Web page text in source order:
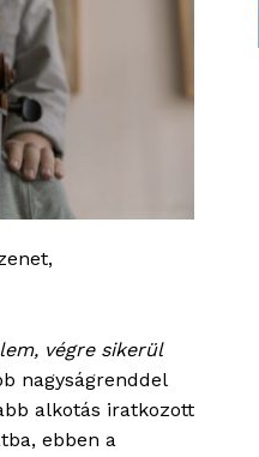
végre sikerül
nagyságrenddel
alkotás iratkozott
ebben a